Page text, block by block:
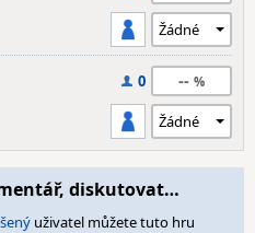
0 --
diskutovat…
uživatel můžete tuto hru